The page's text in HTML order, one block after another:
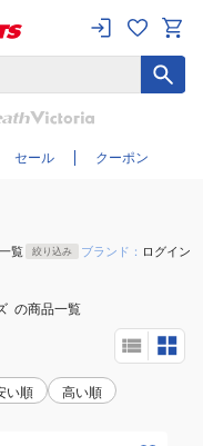
セール クーポン
覧 絞り込み ブランド： ログイン
の商品一覧
い順 高い順